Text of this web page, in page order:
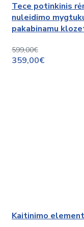
Tece potinkinis rėmas
nuleidimo mygtuku ir Deante Peonia
pakabinamu
599,00€
359,00€
Kaitinimo